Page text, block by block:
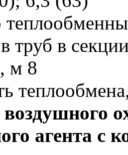
труб в
м 8
агента с